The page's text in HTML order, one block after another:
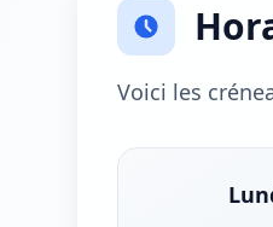
Voici les